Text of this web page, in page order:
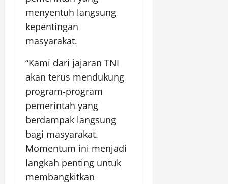
menyentuh langsung
kepentingan
masyarakat.
“Kami dari jajaran TNI
akan terus mendukung
program-program
pemerintah yang
berdampak langsung
bagi masyarakat.
Momentum ini menjadi
langkah penting untuk
membangkitkan